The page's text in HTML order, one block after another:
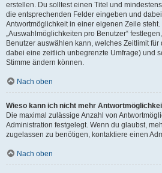
erstellen. Du solltest einen Titel und
die entsprechenden Felder eingeben und
Antwortmöglichkeit in einer eigenen Zeile
„Auswahlmöglichkeiten pro Benutzer“
Benutzer auswählen kann, welches Zeitlimit
dabei eine zeitlich unbegrenzte Umfrage) und
Stimme ändern können.
Nach oben
Wieso kann ich nicht mehr
Die maximal zulässige Anzahl von
Administration festgelegt. Wenn du glaubst,
zugelassen zu benötigen, kontaktiere einen
Nach oben